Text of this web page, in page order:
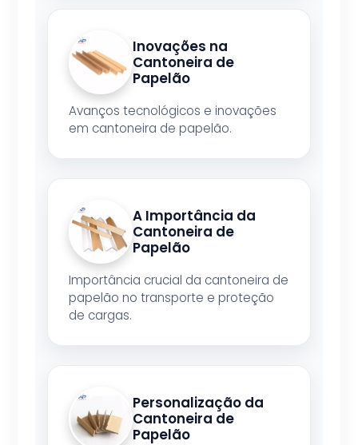
Inovações na
Cantoneira de
Papelão
Avanços tecnológicos e inovações
em cantoneira de papelão.
A Importância da
Cantoneira de
Papelão
Importância crucial da cantoneira de
papelão no transporte e proteção
de cargas.
Personalização da
Cantoneira de
Papelão